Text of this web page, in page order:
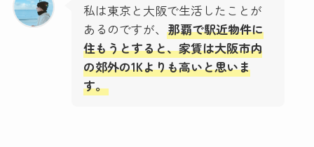
私は東京と大阪で生活したことが
あるのですが、 那覇で駅近物件に
住もうとすると、家賃は大阪市内
の郊外の1Kよりも高いと思いま
す。